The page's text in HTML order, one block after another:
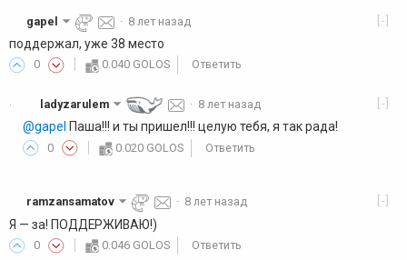
[-]
gapel · 8 лет назад
поддержал, уже 38 место
0 0.040 GOLOS Ответить
· [-]
ladyzarulem · 8 лет назад
@gapel Паша!!! и ты пришел!!! целую тебя, я так рада!
0 0.020 GOLOS Ответить
[-]
ramzansamatov · 8 лет назад
Я — за! ПОДДЕРЖИВАЮ!)
0 0.046 GOLOS Ответить